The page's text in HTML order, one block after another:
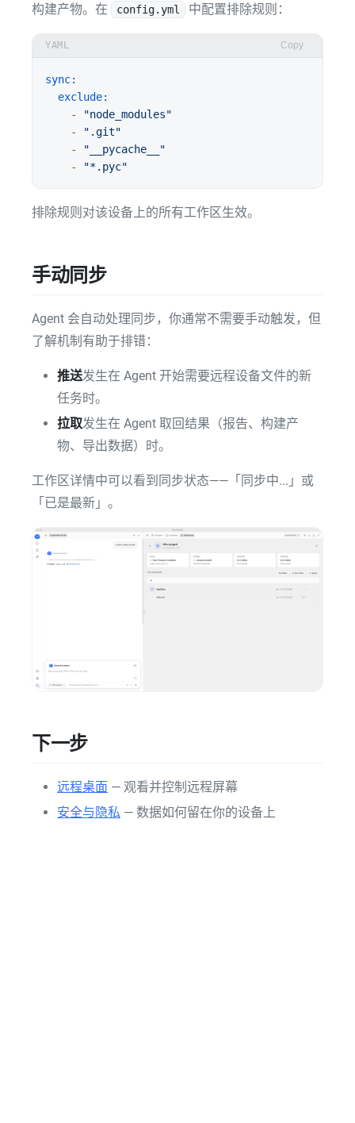
构建产物。在
config.yml 中配置排除规则：
YAML Copy
sync:
exclude:
-
"node_modules"
-
".git"
-
"__pycache__"
-
"*.pyc"
排除规则对该设备上的所有工作区生效。
手动同步
Agent 会自动处理同步，你通常不需要手动触发，但
了解机制有助于排错：
推送发生在 Agent 开始需要远程设备文件的新
任务时。
拉取发生在 Agent 取回结果（报告、构建产
物、导出数据）时。
工作区详情中可以看到同步状态——「同步中...」或
「已是最新」。
下一步
远程桌面 — 观看并控制远程屏幕
安全与隐私 — 数据如何留在你的设备上